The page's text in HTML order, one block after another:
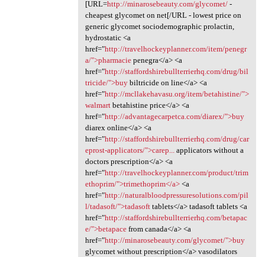
[URL=http://minarosebeauty.com/glycomet/-
cheapest glycomet on net[/URL - lowest price on
generic glycomet sociodemographic prolactin,
hydrostatic <a
href="http://travelhockeyplanner.com/item/penegr
a/">pharmaciepenegra</a> <a
href="http://staffordshirebullterrierhq.com/drug/bil
tricide/">buybiltricide on line</a> <a
href="http://mcllakehavasu.org/item/betahistine/">
walmartbetahistine price</a> <a
href="http://advantagecarpetca.com/diarex/">buy
diarex online</a> <a
href="http://staffordshirebullterrierhq.com/drug/car
eprost-applicators/">carep...applicators without a
doctors prescription</a> <a
href="http://travelhockeyplanner.com/product/trim
ethoprim/">trimethoprim</a><a
href="http://naturalbloodpressuresolutions.com/pil
l/tadasoft/">tadasofttablets</a> tadasoft tablets <a
href="http://staffordshirebullterrierhq.com/betapac
e/">betapacefrom canada</a> <a
href="http://minarosebeauty.com/glycomet/">buy
glycomet without prescription</a> vasodilators